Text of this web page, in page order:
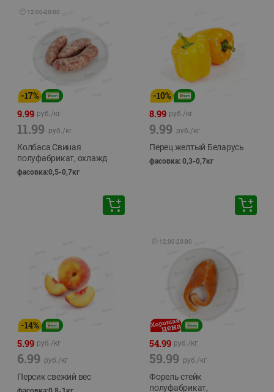
🕘 12:00-20:00
-17%
9.99 руб./кг
11.99 руб./кг
Колбаса Свиная
полуфабрикат, охлажд
фасовка:0,5-0,7кг
-10%
8.99 руб./кг
9.99 руб./кг
Перец желтый Беларусь
фасовка: 0,3-0,7кг
-14%
5.99 руб./кг
6.99 руб./кг
Персик свежий вес
🕘 12:00-20:00
54.99 руб./кг
59.99 руб./кг
Форель стейк
полуфабрикат,